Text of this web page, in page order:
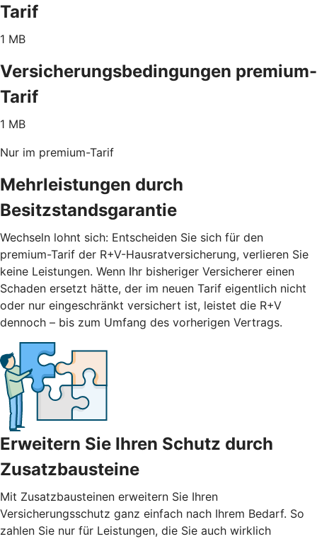
Tarif
1 MB
Versicherungsbedingungen premium-
Tarif
1 MB
Nur im premium-Tarif
Mehrleistungen durch
Besitzstandsgarantie
Wechseln lohnt sich: Entscheiden Sie sich für den
premium-Tarif der R+V-Hausratversicherung, verlieren Sie
keine Leistungen. Wenn Ihr bisheriger Versicherer einen
Schaden ersetzt hätte, der im neuen Tarif eigentlich nicht
oder nur eingeschränkt versichert ist, leistet die R+V
dennoch – bis zum Umfang des vorherigen Vertrags.
Erweitern Sie Ihren Schutz durch
Zusatzbausteine
Mit Zusatzbausteinen erweitern Sie Ihren
Versicherungsschutz ganz einfach nach Ihrem Bedarf. So
zahlen Sie nur für Leistungen, die Sie auch wirklich